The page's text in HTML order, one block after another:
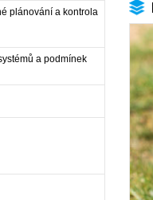
plánování a kontrola
a podmínek